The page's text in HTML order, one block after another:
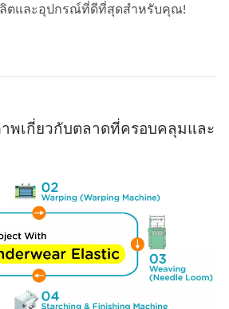
ลิตและอุปกรณ์ที่ดีที่สุดสำหรับคุณ!
พเกี่ยวกับตลาดที่ครอบคลุมและ